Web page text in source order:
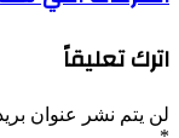
قطاعات
الجزائر
أصحاب
لتفادي
الطرقات
اترك تعليقاً
لن يتم نشر عنوان